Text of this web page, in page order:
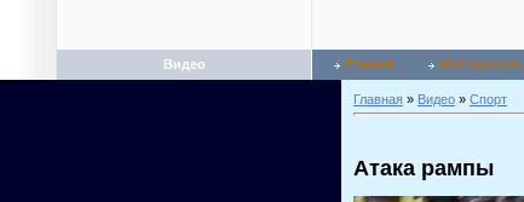
Видео Главная Мой профиль
Главная » Видео » Спорт
Атака рампы